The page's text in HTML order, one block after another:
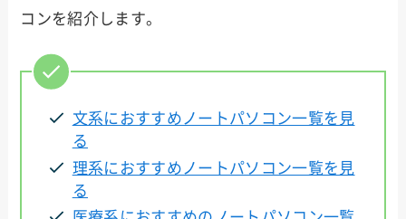
コンを紹介します。
文系におすすめノートパソコン一覧を見
る
理系におすすめノートパソコン一覧を見
る